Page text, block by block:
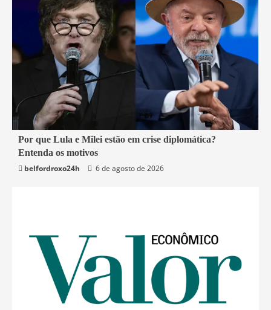
2 min read
Mundo
Por que Lula e Milei estão em crise diplomática?
Entenda os motivos
belfordroxo24h
6 de agosto de 2026